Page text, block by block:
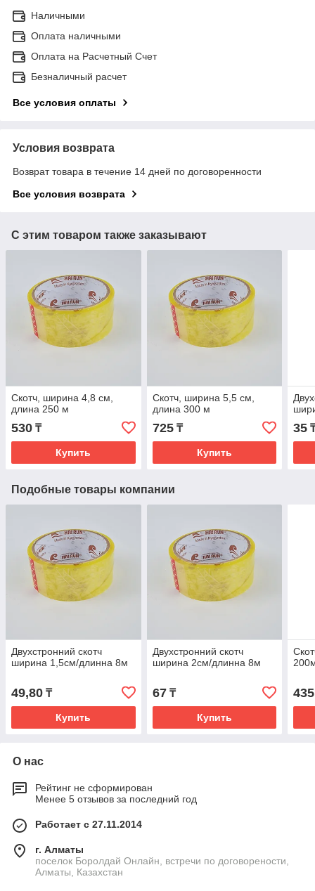
Наличными
Оплата наличными
Оплата на Расчетный Счет
Безналичный расчет
Все условия оплаты
Условия возврата
Возврат товара в течение 14 дней по договоренности
Все условия возврата
С этим товаром также заказывают
Скотч, ширина 4,8 см,
длина 250 м
530 ₸
Купить
Скотч, ширина 5,5 см,
длина 300 м
725₸
Купить
35
Подобные товары компании
Двухстронний скотч
ширина 1,5см/длинна 8м
49,80 ₸
Купить
Двухстронний скотч
ширина 2см/длинна 8м
67₸
Купить
435
О нас
Рейтинг не сформирован
Менее 5 отзывов за последний год
Работает с 27.11.2014
г. Алматы
поселок Боролдай Онлайн, встречи по договорености,
Алматы, Казахстан